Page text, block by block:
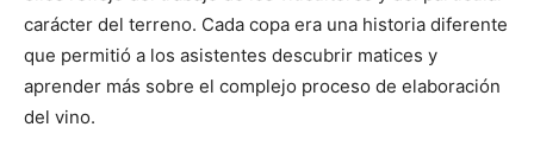
carácter del terreno. Cada copa era una historia diferente
que permitió a los asistentes descubrir matices y
aprender más sobre el complejo proceso de elaboración
del vino.